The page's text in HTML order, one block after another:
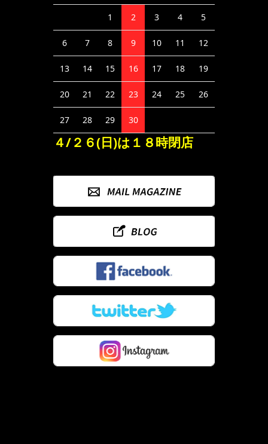
1 2 3 4 5
6 7 8 9 10 11 12
13 14 15 16 17 18 19
20 21 22 23 24 25 26
27 28 29 30
４/２６(日)は１８時閉店